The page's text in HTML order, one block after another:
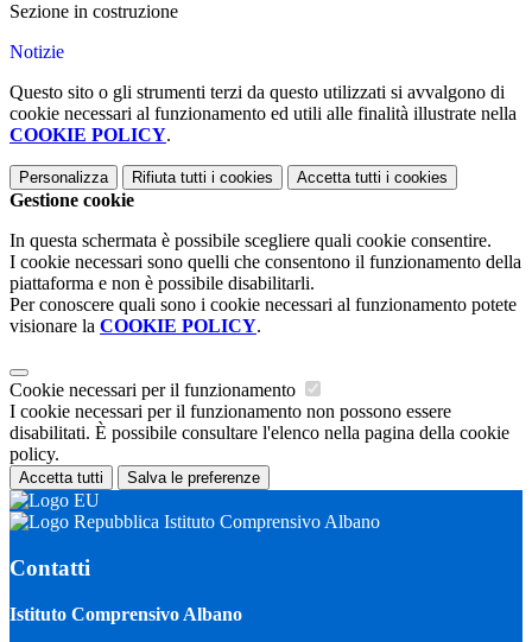
Sezione in costruzione
Notizie
Questo sito o gli strumenti terzi da questo utilizzati si avvalgono di
cookie necessari al funzionamento ed utili alle finalità illustrate nella
COOKIE POLICY.
Personalizza Rifiuta tutti i cookies Accetta tutti i cookies
Gestione cookie
In questa schermata è possibile scegliere quali cookie consentire.
I cookie necessari sono quelli che consentono il funzionamento della
piattaforma e non è possibile disabilitarli.
Per conoscere quali sono i cookie necessari al funzionamento potete
visionare la COOKIE POLICY.
Cookie necessari per il funzionamento
I cookie necessari per il funzionamento non possono essere
disabilitati. È possibile consultare l'elenco nella pagina della cookie
policy.
Accetta tutti Salva le preferenze
Istituto Comprensivo Albano
Contatti
Istituto Comprensivo Albano